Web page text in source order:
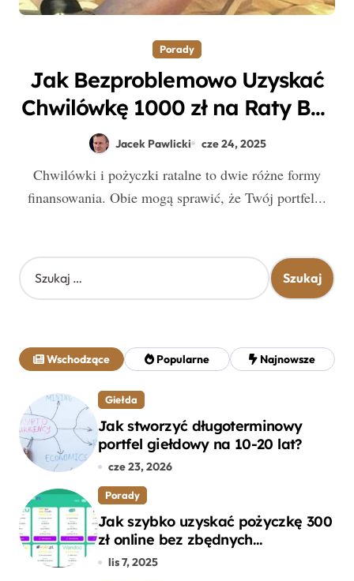
Porady
Jak Bezproblemowo Uzyskać
Chwilówkę 1000 zł na Raty Bez
BIK z Weryfikacją Online?
Jacek Pawlicki cze 24, 2025
Chwilówki i pożyczki ratalne to dwie różne formy
finansowania. Obie mogą sprawić, że Twój portfel...
S
z
j
:
Wschodzące Popularne Najnowsze
Giełda
Jak stworzyć długoterminowy
portfel giełdowy na 10-20 lat?
cze 23, 2026
Porady
Jak szybko uzyskać pożyczkę 300
zł online bez zbędnych
formalności?
lis 7, 2025